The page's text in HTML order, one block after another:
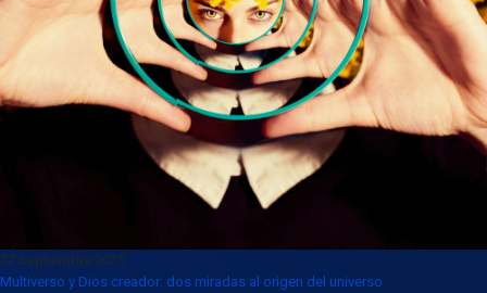
22 Septiembre 2025
Multiverso y Dios creador: dos miradas al origen del universo